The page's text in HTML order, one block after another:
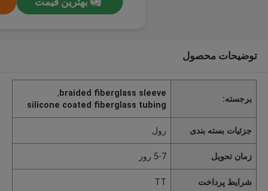
توضیحات محصول
برجسته:
braided fiberglass sleeve
,
silicone coated fiberglass tubing
جزئیات بسته بندی رول
زمان تحویل 5-7 روز
شرایط پرداخت TT